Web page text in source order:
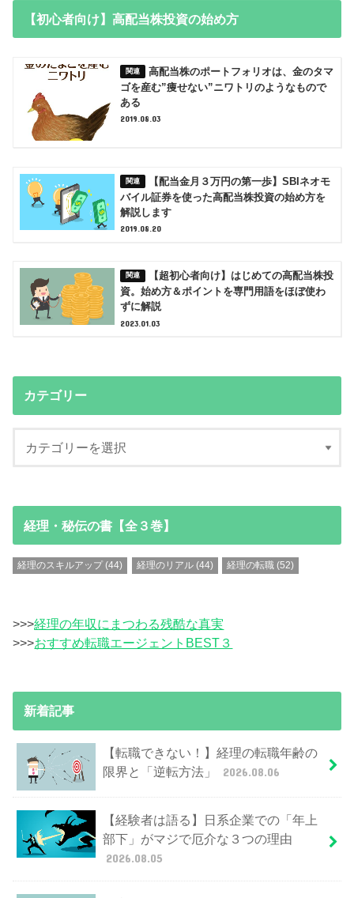
【初心者向け】高配当株投資の始め方
高配当株のポートフォリオは、金のタマ
ゴを産む”痩せない”ニワトリのようなもので
ある
2019.08.03
【配当金月３万円の第一歩】SBIネオモ
バイル証券を使った高配当株投資の始め方を
解説します
2019.08.20
【超初心者向け】はじめての高配当株投
資。始め方＆ポイントを専門用語をほぼ使わ
ずに解説
2023.01.03
カテゴリー
経理・秘伝の書【全３巻】
経理のスキルアップ (44) 経理のリアル(44) 経理の転職(52)
>>>経理の年収にまつわる残酷な真実
>>>おすすめ転職エージェントBEST３
新着記事
【転職できない！】経理の転職年齢の
限界と「逆転方法」
2026.08.06
【経験者は語る】日系企業での「年上
部下」がマジで厄介な３つの理由
2026.08.05